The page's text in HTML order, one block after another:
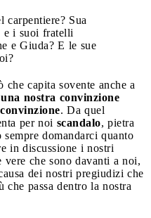
Sua
e i suoi fratelli
e Giuda? E le sue
capita sovente anche a
nostra convinzione
. Da quel
per noi scandalo, pietra
domandarci quanto
in discussione i nostri
che sono davanti a noi,
dei nostri pregiudizi che
che passa dentro la nostra